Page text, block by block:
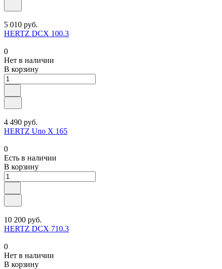
5 010 руб.
HERTZ DCX 100.3
0
Нет в наличии
В корзину
4 490 руб.
HERTZ Uno X 165
0
Есть в наличии
В корзину
10 200 руб.
HERTZ DCX 710.3
0
Нет в наличии
В корзину